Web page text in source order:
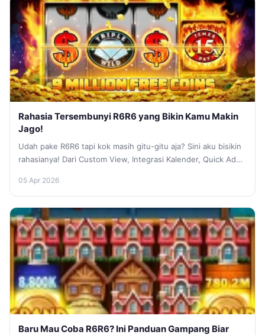
Rahasia Tersembunyi R6R6 yang Bikin Kamu Makin
Jago!
Udah pake R6R6 tapi kok masih gitu-gitu aja? Sini aku bisikin
rahasianya! Dari Custom View, Integrasi Kalender, Quick Add
05 Apr 2026
Baru Mau Coba R6R6? Ini Panduan Gampang Biar